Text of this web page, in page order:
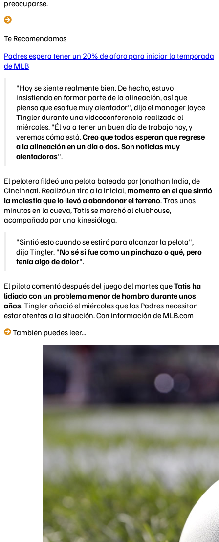
preocuparse.
Te Recomendamos
Padres espera tener un 20% de aforo para iniciar la temporada
de MLB
"Hoy se siente realmente bien. De hecho, estuvo
insistiendo en formar parte de la alineación, así que
pienso que eso fue muy alentador", dijo el manager Jayce
Tingler durante una videoconferencia realizada el
miércoles. "Él va a tener un buen día de trabajo hoy, y
veremos cómo está.Creo que todos esperan que regrese
a la alineación en un día o dos. Son noticias muy
alentadoras".
El pelotero fildeó una pelota bateada por Jonathan India, de
Cincinnati. Realizó un tiro a la inicial, momento en el que sintió
la molestia que lo llevó a abandonar el terreno. Tras unos
minutos en la cueva, Tatis se marchó al clubhouse,
acompañado por una kinesióloga.
"Sintió esto cuando se estiró para alcanzar la pelota",
dijo Tingler. "No sé si fue como un pinchazo o qué, pero
tenía algo de dolor".
El piloto comentó después del juego del martes queTatis ha
lidiado con un problema menor de hombro durante unos
años. Tingler añadió el miércoles que los Padres necesitan
estar atentos a la situación. Con información de MLB.com
También puedes leer...